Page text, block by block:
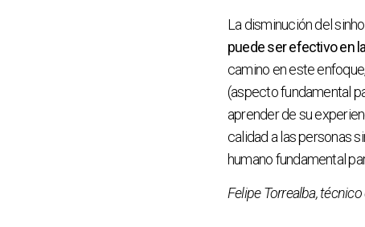
La disminución del
puede ser efectivo en
camino en este
(aspecto fundamental
aprender de su
calidad a las personas
humano fundamental
Felipe Torrealba,